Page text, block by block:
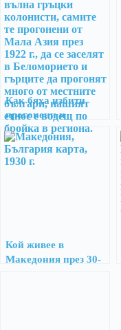
Как бяха избити,
прогонени и
претопени българите
от Беломорието?
Кой живее в
Македония през 30-